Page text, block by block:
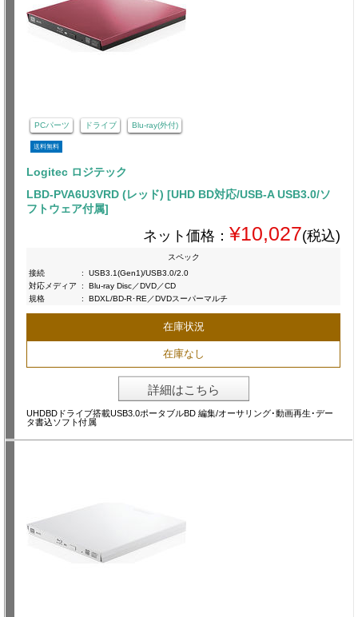
PCパーツ ドライブ Blu-ray(外付)
送料無料
Logitec ロジテック
LBD-PVA6U3VRD (レッド) [UHD BD対応/USB-A USB3.0/ソ
フトウェア付属]
ネット価格： ¥10,027(税込)
スペック
接続
:
USB3.1(Gen1)/USB3.0/2.0
対応メディア
:
Blu-ray Disc／DVD／CD
規格
: BDXL/BD-R･RE／DVDスーパーマルチ
在庫状況
在庫なし
詳細はこちら
UHDBDドライブ搭載USB3.0ポータブルBD 編集/オーサリング･動画再生･デー
タ書込ソフト付属